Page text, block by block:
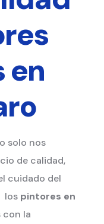
en
solo nos
de calidad,
cuidado del
los pintores en
con la